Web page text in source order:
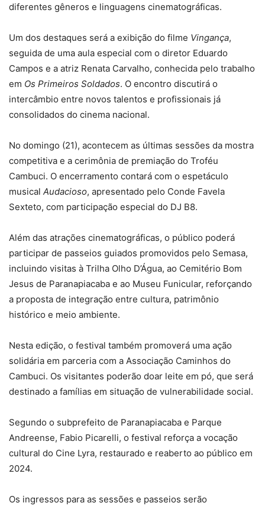
diferentes gêneros e linguagens cinematográficas.
Um dos destaques será a exibição do filme Vingança,
seguida de uma aula especial com o diretor Eduardo
Campos e a atriz Renata Carvalho, conhecida pelo trabalho
em Os Primeiros Soldados. O encontro discutirá o
intercâmbio entre novos talentos e profissionais já
consolidados do cinema nacional.
No domingo (21), acontecem as últimas sessões da mostra
competitiva e a cerimônia de premiação do Troféu
Cambuci. O encerramento contará com o espetáculo
musical Audacioso, apresentado pelo Conde Favela
Sexteto, com participação especial do DJ B8.
Além das atrações cinematográficas, o público poderá
participar de passeios guiados promovidos pelo Semasa,
incluindo visitas à Trilha Olho D’Água, ao Cemitério Bom
Jesus de Paranapiacaba e ao Museu Funicular, reforçando
a proposta de integração entre cultura, patrimônio
histórico e meio ambiente.
Nesta edição, o festival também promoverá uma ação
solidária em parceria com a Associação Caminhos do
Cambuci. Os visitantes poderão doar leite em pó, que será
destinado a famílias em situação de vulnerabilidade social.
Segundo o subprefeito de Paranapiacaba e Parque
Andreense, Fabio Picarelli, o festival reforça a vocação
cultural do Cine Lyra, restaurado e reaberto ao público em
2024.
Os ingressos para as sessões e passeios serão